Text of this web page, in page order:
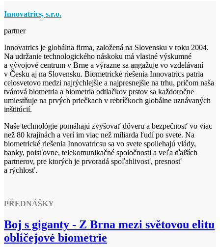
Innovatrics, s.r.o.
partner
Innovatrics je globálna firma, založená na Slovensku v roku 2004.
Na udržanie technologického náskoku má vlastné výskumné
a vývojové centrum v Brne a výrazne sa angažuje vo vzdelávaní
v Česku aj na Slovensku. Biometrické riešenia Innovatrics patria
celosvetovo medzi najrýchlejšie a najpresnejšie na trhu, pričom naša
tvárová biometria a biometria odtlačkov prstov sa každoročne
umiestňuje na prvých priečkach v rebríčkoch globálne uznávaných
inštitúcií.
Naše technológie pomáhajú zvyšovať dôveru a bezpečnosť vo viac
než 80 krajinách a verí im viac než miliarda ľudí po svete. Na
biometrické riešenia Innovatricsu sa vo svete spoliehajú vlády,
banky, poisťovne, telekomunikačné spoločnosti a veľa ďalších
partnerov, pre ktorých je prvoradá spoľahlivosť, presnosť
a rýchlosť.
PŘEDNÁŠKY
Boj s giganty - Z Brna mezi světovou elitu
obličejové biometrie